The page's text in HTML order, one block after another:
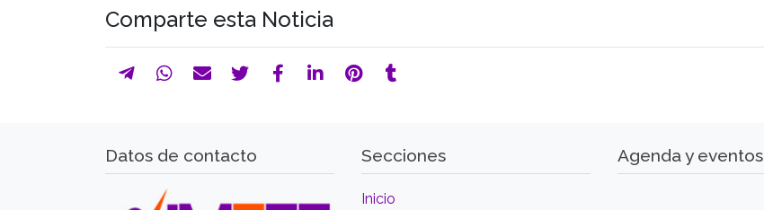
Comparte esta Noticia
Datos de contacto Secciones
Inicio
Agenda y eventos